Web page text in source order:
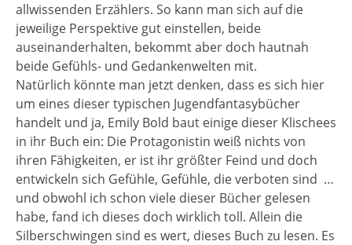
allwissenden Erzählers. So kann man sich auf die
jeweilige Perspektive gut einstellen, beide
auseinanderhalten, bekommt aber doch hautnah
beide Gefühls- und Gedankenwelten mit.
Natürlich könnte man jetzt denken, dass es sich hier
um eines dieser typischen Jugendfantasybücher
handelt und ja, Emily Bold baut einige dieser Klischees
in ihr Buch ein: Die Protagonistin weiß nichts von
ihren Fähigkeiten, er ist ihr größter Feind und doch
entwickeln sich Gefühle, Gefühle, die verboten sind …
und obwohl ich schon viele dieser Bücher gelesen
habe, fand ich dieses doch wirklich toll. Allein die
Silberschwingen sind es wert, dieses Buch zu lesen. Es